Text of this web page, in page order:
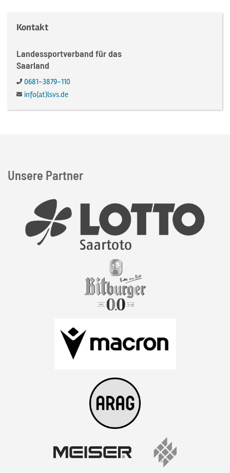
Kontakt
Landessportverband für das
Saarland
Telefon:
0681-3879-110
E-Mail:
info(at)lsvs.de
Unsere Partner